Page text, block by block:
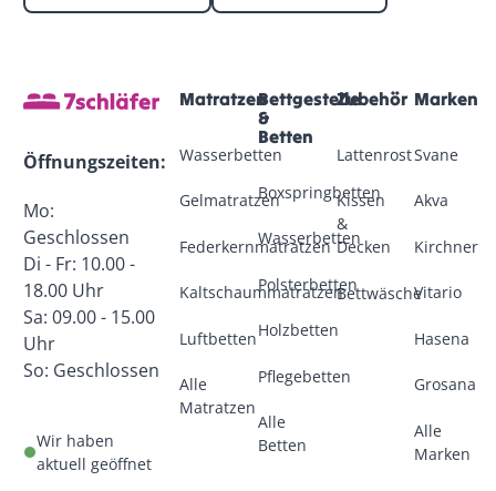
Öffnungszeiten:
Mo:
Geschlossen
Di - Fr: 10.00 -
18.00 Uhr
Sa: 09.00 - 15.00
Uhr
So: Geschlossen
Wir haben
aktuell geöffnet
Matratzen
Wasserbetten
Gelmatratzen
Federkernmatratzen
Kaltschaummatratzen
Luftbetten
Alle
Matratzen
Bettgestelle
&
Betten
Boxspringbetten
Wasserbetten
Polsterbetten
Holzbetten
Pflegebetten
Alle
Betten
Zubehör
Lattenrost
Kissen
&
Decken
Bettwäsche
Marken
Svane
Akva
Kirchner
Vitario
Hasena
Grosana
Alle
Marken